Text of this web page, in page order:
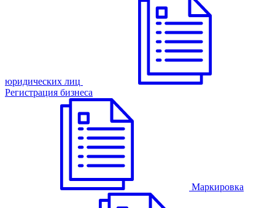
юридических лиц
Регистрация бизнеса
Маркировка